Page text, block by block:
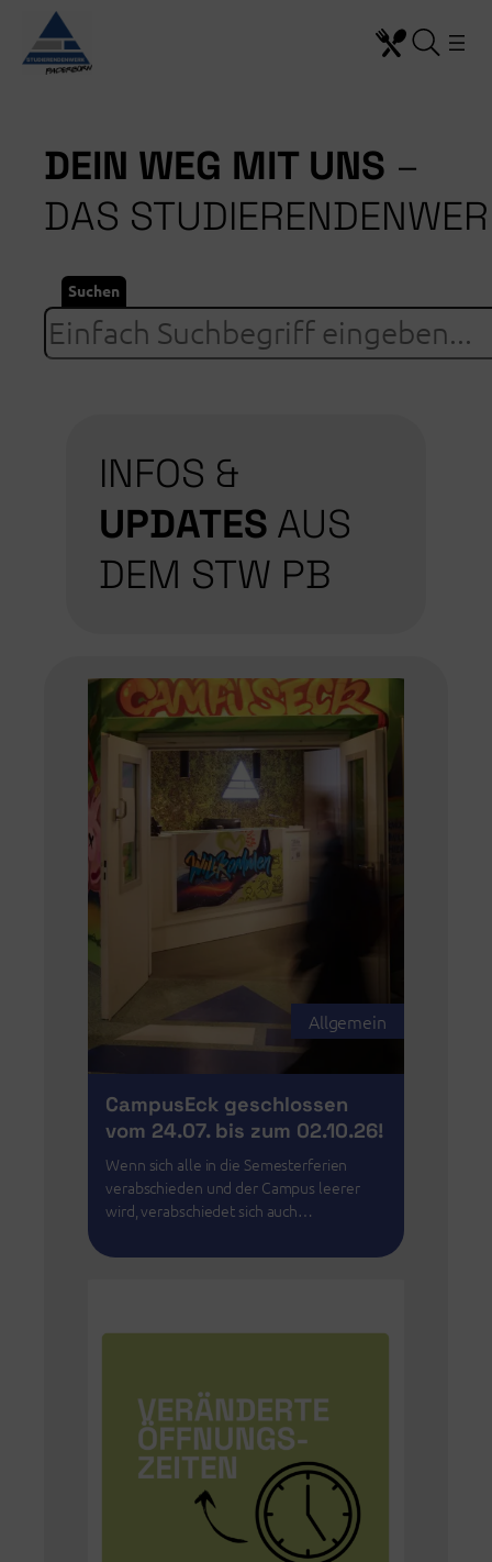
Inhalt
springen
DEIN WEG MIT UNS –
DAS
Suchen
INFOS &
UPDATES AUS
DEM STW PB
Allgemein
CampusEck geschlossen
vom 24.07. bis zum 02.10.26!
Wenn sich alle in die Semesterferien
verabschieden und der Campus leerer
wird, verabschiedet sich auch…